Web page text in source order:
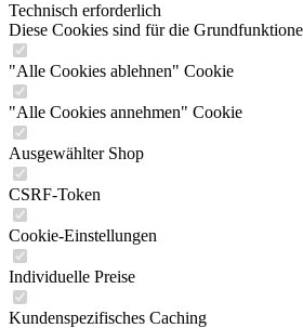
Technisch erforderlich
Diese Cookies sind für die
"Alle Cookies ablehnen" Cookie
"Alle Cookies annehmen" Cookie
Ausgewählter Shop
CSRF-Token
Cookie-Einstellungen
Individuelle Preise
Kundenspezifisches Caching